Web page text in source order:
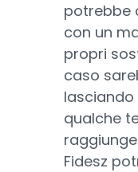
potrebbe
con un
propri
caso
qualche
Fidesz